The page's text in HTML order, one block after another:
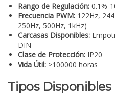
Rango de Regulación: 0.1%-
Frecuencia PWM: 122Hz,
250Hz, 500Hz, 1kHz)
Carcasas Disponibles:
DIN
Clase de Protección: IP20
Vida Útil: >100000 horas
Tipos Disponibles